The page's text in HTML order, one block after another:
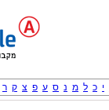
י כ ל מ נ ס ע פ צ ק ר